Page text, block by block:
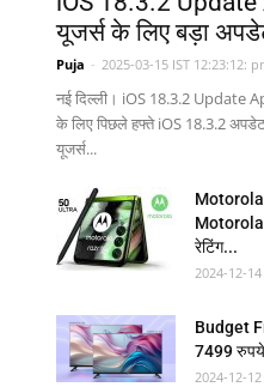
यूजर्स के लिए बड़ा
Puja - 2025-03-15 IST 12:23:12:
नई दिल्ली। iOS 18.3.2 Update
के लिए पिछले हफ्ते iOS 18.3.2
यूजर्स...
Motorola
रेटिंग...
2024-12-
Budget
7499 रुपये
2024-12-